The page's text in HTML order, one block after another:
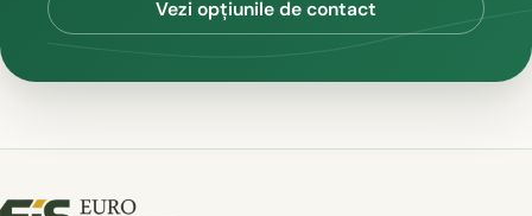
Vezi opțiunile de contact